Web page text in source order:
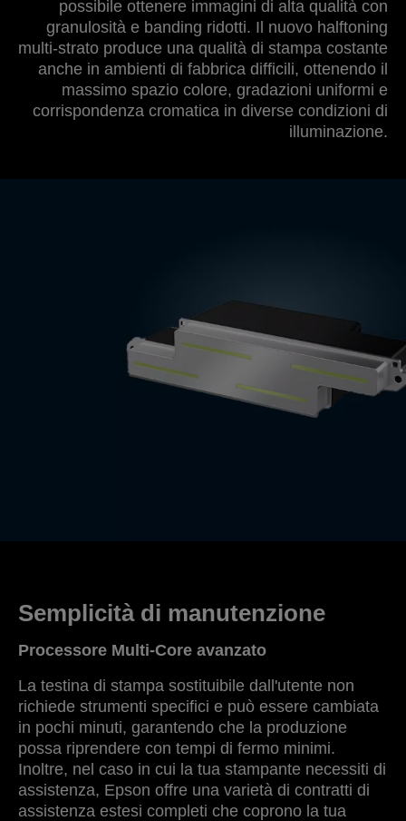
possibile ottenere immagini di alta qualità con
granulosità e banding ridotti. Il nuovo halftoning
multi-strato produce una qualità di stampa costante
anche in ambienti di fabbrica difficili, ottenendo il
massimo spazio colore, gradazioni uniformi e
corrispondenza cromatica in diverse condizioni di
illuminazione.
Semplicità di manutenzione
Processore Multi-Core avanzato
La testina di stampa sostituibile dall'utente non
richiede strumenti specifici e può essere cambiata
in pochi minuti, garantendo che la produzione
possa riprendere con tempi di fermo minimi.
Inoltre, nel caso in cui la tua stampante necessiti di
assistenza, Epson offre una varietà di contratti di
assistenza estesi completi che coprono la tua